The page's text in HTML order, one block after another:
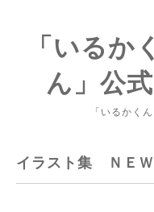
「いるか
ん」公
「いるかく
イラスト集 ＮＥＷ